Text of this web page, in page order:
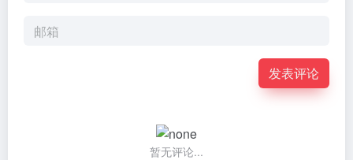
发表评论
暂无评论...